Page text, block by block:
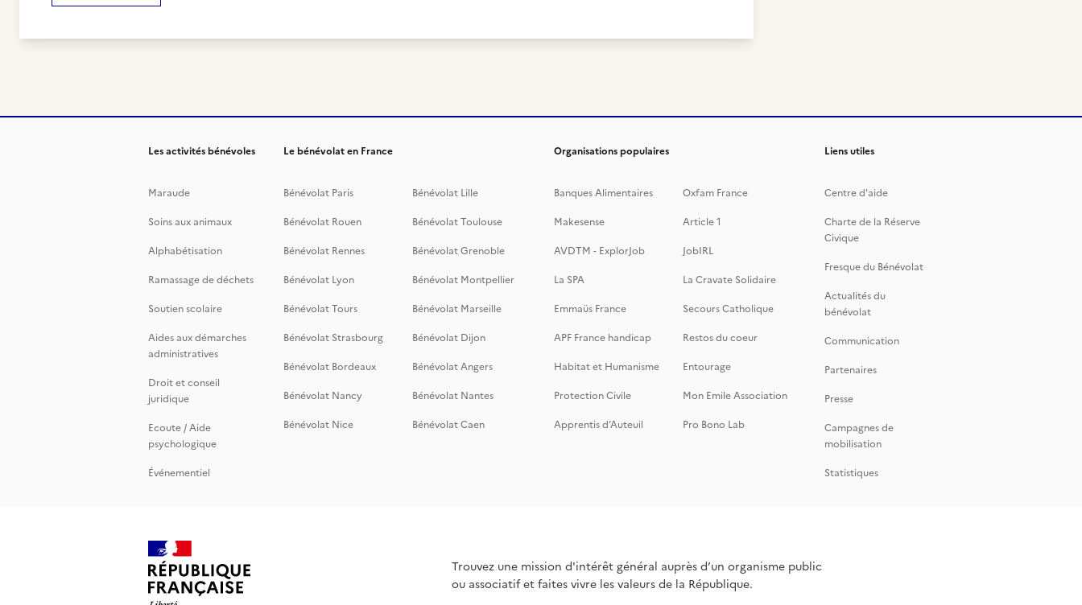
Les activités bénévoles
Maraude
Soins aux animaux
Alphabétisation
Ramassage de déchets
Soutien scolaire
Aides aux démarches
administratives
Droit et conseil
juridique
Ecoute / Aide
psychologique
Événementiel
Le bénévolat en France
Bénévolat Paris
Bénévolat Lille
Bénévolat Rouen
Bénévolat Toulouse
Bénévolat Rennes
Bénévolat Grenoble
Bénévolat Lyon
Bénévolat Montpellier
Bénévolat Tours
Bénévolat Marseille
Bénévolat Strasbourg
Bénévolat Dijon
Bénévolat Bordeaux
Bénévolat Angers
Bénévolat Nancy
Bénévolat Nantes
Bénévolat Nice
Bénévolat Caen
Organisations populaires
Banques Alimentaires
Oxfam France
Makesense
Article 1
AVDTM - ExplorJob
JobIRL
La SPA
La Cravate Solidaire
Emmaüs France
Secours Catholique
APF France handicap
Restos du coeur
Habitat et Humanisme
Entourage
Protection Civile
Mon Emile Association
Apprentis d’Auteuil
Pro Bono Lab
Liens utiles
Centre d'aide
Charte de la Réserve
Civique
Fresque du Bénévolat
Actualités du
bénévolat
Communication
Partenaires
Presse
Campagnes de
mobilisation
Statistiques
Trouvez une mission d'intérêt général auprès d’un organisme public
ou associatif et faites vivre les valeurs de la République.